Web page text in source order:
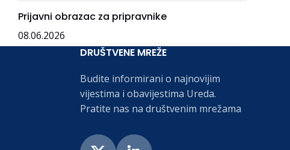
Prijavni obrazac za pripravnike
08.06.2026
DRUŠTVENE MREŽE
Budite informirani o najnovijim
vijestima i obavijestima Ureda.
Pratite nas na društvenim mrežama